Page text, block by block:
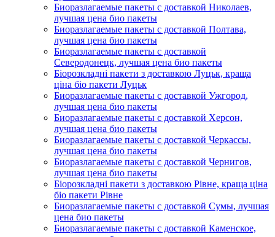
Биоразлагаемые пакеты с доставкой Николаев,
лучшая цена био пакеты
Биоразлагаемые пакеты с доставкой Полтава,
лучшая цена био пакеты
Биоразлагаемые пакеты с доставкой
Северодонецк, лучшая цена био пакеты
Біорозкладні пакети з доставкою Луцьк, краща
ціна біо пакети Луцьк
Биоразлагаемые пакеты с доставкой Ужгород,
лучшая цена био пакеты
Биоразлагаемые пакеты с доставкой Херсон,
лучшая цена био пакеты
Биоразлагаемые пакеты с доставкой Черкассы,
лучшая цена био пакеты
Биоразлагаемые пакеты с доставкой Чернигов,
лучшая цена био пакеты
Біорозкладні пакети з доставкою Рівне, краща ціна
біо пакети Рівне
Биоразлагаемые пакеты с доставкой Сумы, лучшая
цена био пакеты
Биоразлагаемые пакеты с доставкой Каменское,